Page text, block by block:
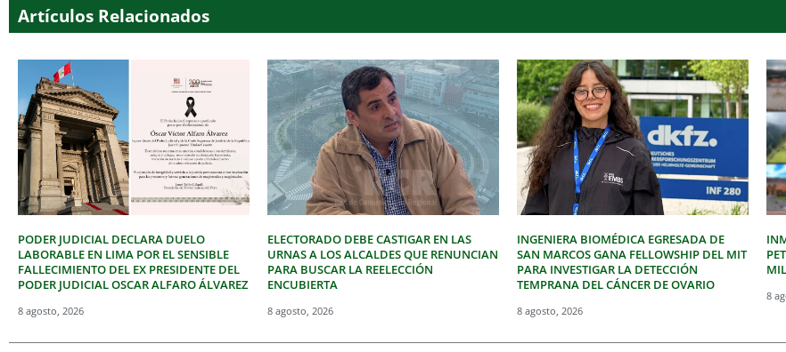
Artículos Relacionados
PODER JUDICIAL DECLARA DUELO
LABORABLE EN LIMA POR EL SENSIBLE
FALLECIMIENTO DEL EX PRESIDENTE DEL
PODER JUDICIAL OSCAR ALFARO ÁLVAREZ
8 agosto, 2026
ELECTORADO DEBE CASTIGAR EN LAS
URNAS A LOS ALCALDES QUE RENUNCIAN
PARA BUSCAR LA REELECCIÓN
ENCUBIERTA
8 agosto, 2026
INGENIERA BIOMÉDICA EGRESADA DE
SAN MARCOS GANA FELLOWSHIP DEL MIT
PARA INVESTIGAR LA DETECCIÓN
TEMPRANA DEL CÁNCER DE OVARIO
8 agosto, 2026
8